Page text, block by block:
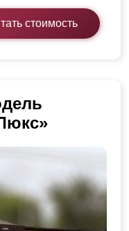
стоимость